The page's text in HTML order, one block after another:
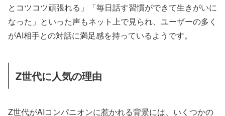
とコツコツ頑張れる」「毎日話す習慣ができて生きがいに
なった」といった声もネット上で見られ、ユーザーの多く
がAI相手との対話に満足感を持っているようです。
Z世代に人気の理由
Z世代がAIコンパニオンに惹かれる背景には、いくつかの